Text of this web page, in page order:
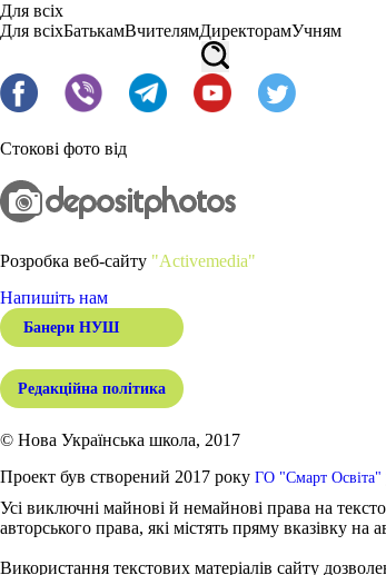
Для всіх
Для всіхБатькамВчителямДиректорамУчням
Стокові фото від
Розробка веб-сайту "Activemedia"
Напишіть нам
Банери НУШ
Редакційна політика
© Нова Українська школа, 2017
Проект був створений 2017 року ГО "Смарт Освіта"
Усі виключні майнові й немайнові права на
авторського права, які містять пряму вказівку на
Використання текстових матеріалів сайту